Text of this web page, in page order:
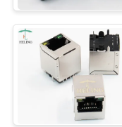
VỀ
CHÚNG
Tích
RJ45